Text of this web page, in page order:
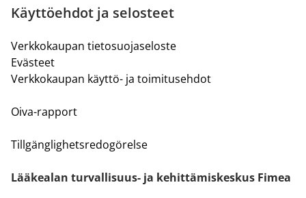
Käyttöehdot ja selosteet
Verkkokaupan tietosuojaseloste
Evästeet
Verkkokaupan käyttö- ja toimitusehdot
Oiva-rapport
Tillgänglighetsredogörelse
Lääkealan turvallisuus- ja kehittämiskeskus Fimea